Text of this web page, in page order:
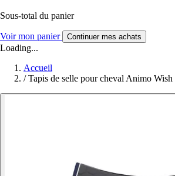
Sous-total du panier
Voir mon panier Continuer mes achats
Loading...
Accueil
/ Tapis de selle pour cheval Animo Wish